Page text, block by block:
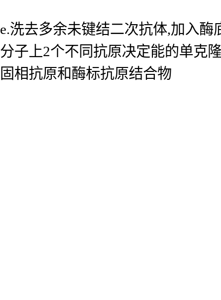
e.洗去多余未键结二次抗体,加入
分子上2个不同抗原决定能的单克
固相抗原和酶标抗原结合物